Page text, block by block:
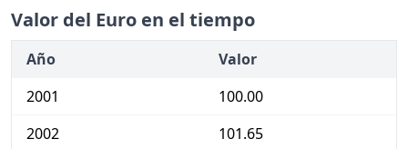
Valor del Euro en el tiempo
Año
Valor
2001
100.00
2002
101.65